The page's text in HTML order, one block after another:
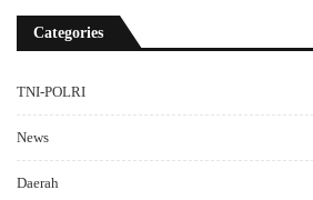
Categories
TNI-POLRI
News
Daerah